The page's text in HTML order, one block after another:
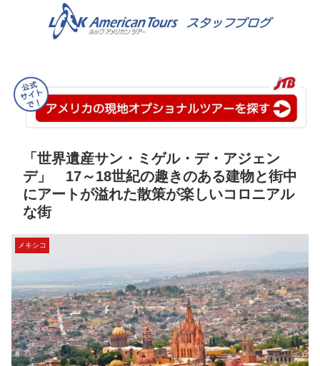
「世界遺産サン・ミゲル・デ・アジェン
デ」 17～18世紀の趣きのある建物と街中
にアートが溢れた散策が楽しいコロニアル
な街
メキシコ